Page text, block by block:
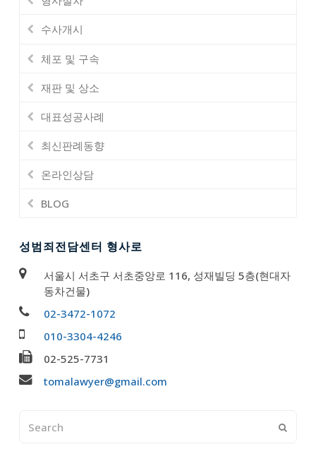
수사개시
체포 및 구속
재판 및 상소
대표성공사례
최신판례동향
온라인상담
BLOG
성범죄전담센터 형사로
서울시 서초구 서초중앙로 116, 성재빌딩 5층(현대자
동차건물)
02-3472-1072
010-3304-4246
02-525-7731
tomalawyer@gmail.com